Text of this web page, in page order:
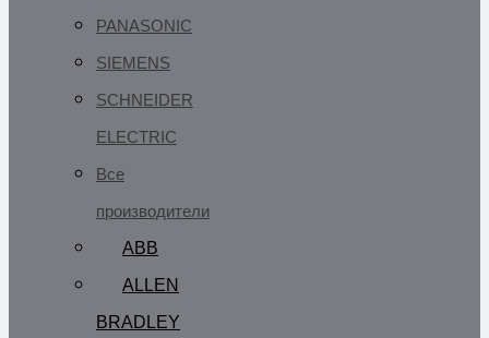
PANASONIC
SIEMENS
SCHNEIDER
ELECTRIC
Все
производители
ABB
ALLEN
BRADLEY